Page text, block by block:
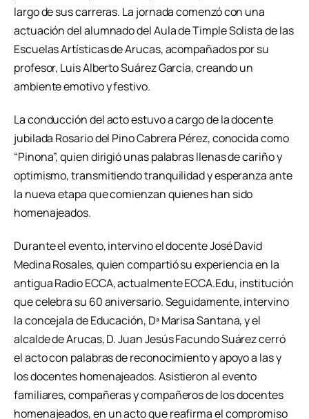
largo de sus carreras. La jornada comenzó con una
actuación del alumnado del Aula de Timple Solista de las
Escuelas Artísticas de Arucas, acompañados por su
profesor, Luis Alberto Suárez García, creando un
ambiente emotivo y festivo.
La conducción del acto estuvo a cargo de la docente
jubilada Rosario del Pino Cabrera Pérez, conocida como
“Pinona”, quien dirigió unas palabras llenas de cariño y
optimismo, transmitiendo tranquilidad y esperanza ante
la nueva etapa que comienzan quienes han sido
homenajeados.
Durante el evento, intervino el docente José David
Medina Rosales, quien compartió su experiencia en la
antigua Radio ECCA, actualmente ECCA.Edu, institución
que celebra su 60 aniversario. Seguidamente, intervino
la concejala de Educación, Dª Marisa Santana, y el
alcalde de Arucas, D. Juan Jesús Facundo Suárez cerró
el acto con palabras de reconocimiento y apoyo a las y
los docentes homenajeados. Asistieron al evento
familiares, compañeras y compañeros de los docentes
homenajeados, en un acto que reafirma el compromiso